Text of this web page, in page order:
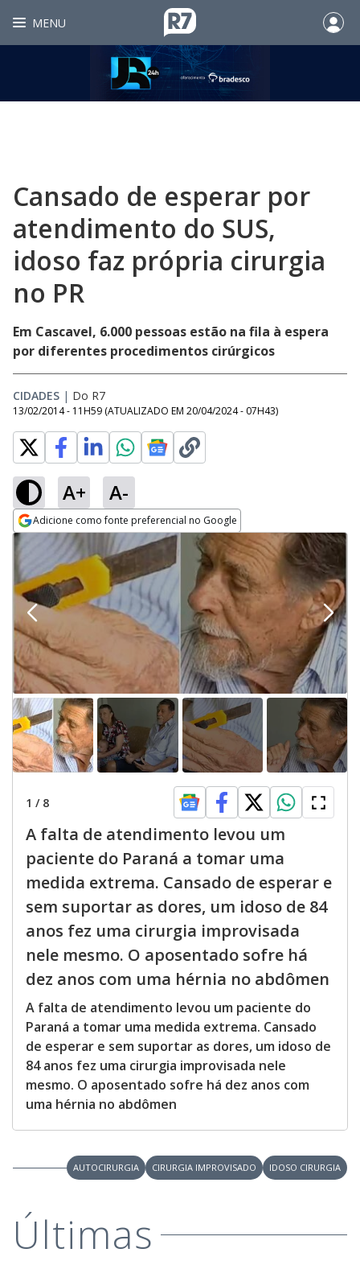
MENU
Cansado de esperar por
atendimento do SUS,
idoso faz própria cirurgia
no PR
Em Cascavel, 6.000 pessoas estão na fila à espera
por diferentes procedimentos cirúrgicos
CIDADES | Do R7
13/02/2014 - 11H59 (ATUALIZADO EM 20/04/2024 - 07H43)
A+ A-
Adicione como fonte preferencial no Google
Opens in new window
1 / 8
A falta de atendimento levou um
paciente do Paraná a tomar uma
medida extrema. Cansado de esperar e
sem suportar as dores, um idoso de 84
anos fez uma cirurgia improvisada
nele mesmo. O aposentado sofre há
dez anos com uma hérnia no abdômen
A falta de atendimento levou um paciente do
Paraná a tomar uma medida extrema. Cansado
de esperar e sem suportar as dores, um idoso de
84 anos fez uma cirurgia improvisada nele
mesmo. O aposentado sofre há dez anos com
uma hérnia no abdômen
AUTOCIRURGIA CIRURGIA IMPROVISADO IDOSO CIRURGIA
Últimas